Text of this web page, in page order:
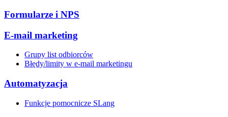
Formularze i NPS
E-mail marketing
Grupy list odbiorców
Błędy/limity w e-mail marketingu
Automatyzacja
Funkcje pomocnicze SLang